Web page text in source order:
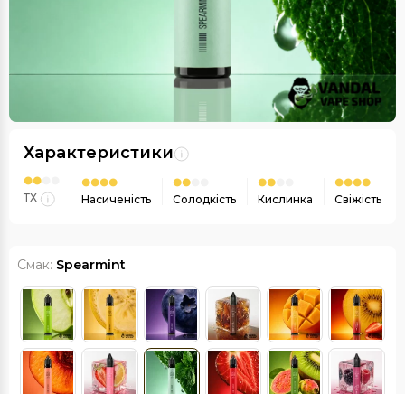
Характеристики
ТХ Насиченість Солодкість Кислинка Свіжість
Смак: Spearmint